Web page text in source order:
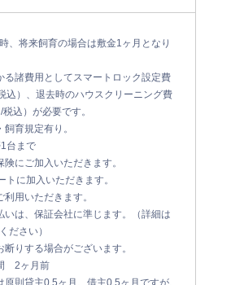
、将来飼育の場合は敷金1ヶ月となり
る諸費用としてスマートロック設定費
込）、退去時のハウスクリーニング費
込）が必要です。
育規定有り。
台まで
にご加入いただきます。
トに加入いただきます。
用いただきます。
いは、保証会社に準じます。（詳細は
ださい）
りする場合がございます。
2ヶ月前
則貸主0.5ヶ月、借主0.5ヶ月ですが、